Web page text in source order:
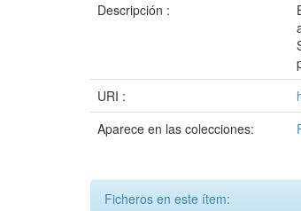
Descripción :
URI :
Aparece en las colecciones:
Ficheros en este ítem: